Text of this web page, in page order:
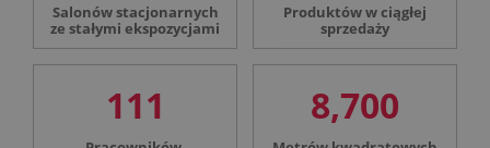
Salonów stacjonarnych
ze stałymi ekspozycjami
Produktów w ciągłej
sprzedaży
111 8,700